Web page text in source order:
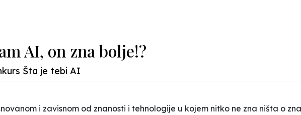
AI, on zna bolje!?
Šta je tebi AI
i zavisnom od znanosti i tehnologije u kojem nitko ne zna ništa o